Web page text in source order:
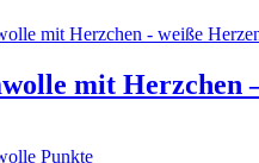
mit Herzchen